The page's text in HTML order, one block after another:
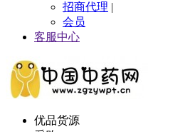
招商代理 |
会员
客服中心
优品货源